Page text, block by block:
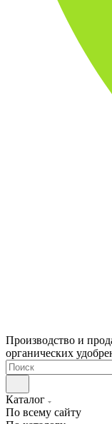
Производство и
органических
Каталог
По всему сайту